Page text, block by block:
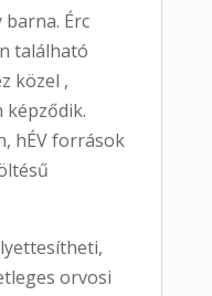
Érc
található
közel ,
képződik.
hÉV források
orvosi